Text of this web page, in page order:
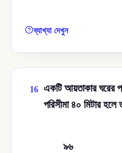
ব্যাখ্যা দেখুন
16 একটি আয়তাকার ঘরের
পরিসীমা ৪০ মিটার হলে
৯৬